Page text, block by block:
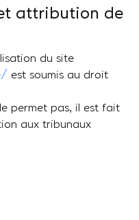
attribution de
du site
est soumis au droit
permet pas, il est fait
aux tribunaux